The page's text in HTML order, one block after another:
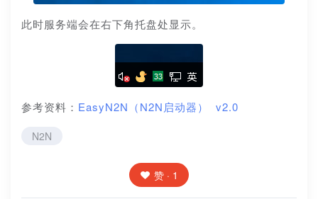
此时服务端会在右下角托盘处显示。
参考资料： EasyN2N（N2N启动器） v2.0
N2N
赞 · 1